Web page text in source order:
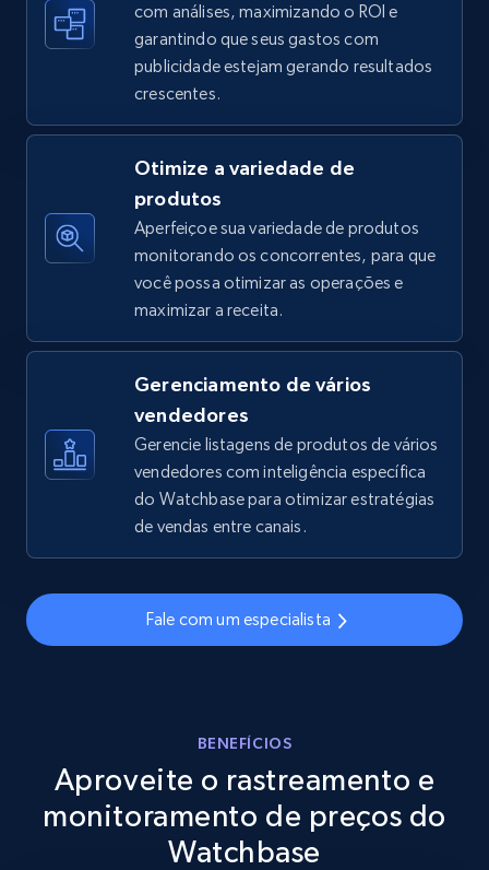
TikTok Shop - Collect TikTok shop products
by keywords search
URL, Title, Available, Description, Currency, Initial
price, Final price, Discount percent, and more.
TikTok Shop - discover records by shop url
price, Final price, Discount percent, and more.
668+
Amazon sellers info
URL, Product id, Title, Seller name, Seller rating,
Seller reviews, Breadcrumbs, Root category, and
more.
com análises, maximizando o ROI e
garantindo que seus gastos com
publicidade estejam gerando resultados
crescentes.
Otimize a variedade de
produtos
Aperfeiçoe sua variedade de produtos
monitorando os concorrentes, para que
você possa otimizar as operações e
maximizar a receita.
Gerenciamento de vários
vendedores
Gerencie listagens de produtos de vários
vendedores com inteligência específica
do Watchbase para otimizar estratégias
de vendas entre canais.
Fale com um especialista
BENEFÍCIOS
Aproveite o rastreamento e
monitoramento de preços do
Watchbase